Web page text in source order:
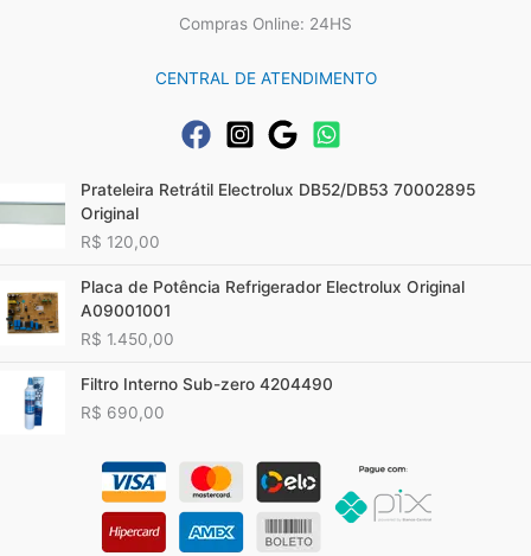
Compras Online: 24HS
CENTRAL DE ATENDIMENTO
Prateleira Retrátil Electrolux DB52/DB53 70002895
Original
R$ 120,00
Placa de Potência Refrigerador Electrolux Original
A09001001
R$ 1.450,00
Filtro Interno Sub-zero 4204490
R$ 690,00